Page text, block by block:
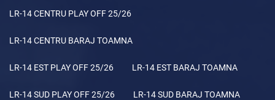
LR-14 CENTRU PLAY OFF 25/26
LR-14 CENTRU BARAJ TOAMNA
LR-14 EST PLAY OFF 25/26 LR-14 EST BARAJ TOAMNA
LR-14 SUD PLAY OFF 25/26 LR-14 SUD BARAJ TOAMNA